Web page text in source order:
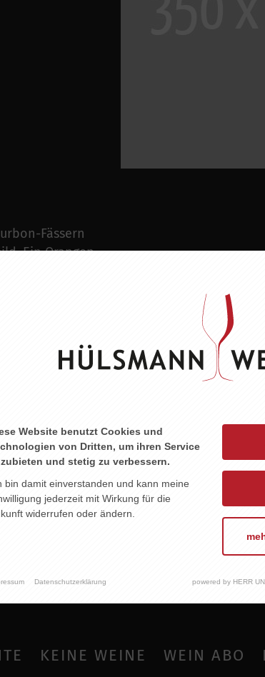
Fässern
Ein Orangen-
machen ihn zu
KEINE WEINE WEIN ABO
Website benutzt Cookies und
von Dritten, um ihren Service
und stetig zu verbessern.
bin damit einverstanden und kann meine
jederzeit mit Wirkung für die
widerrufen oder ändern.
Datenschutzerklärung powered by HERR